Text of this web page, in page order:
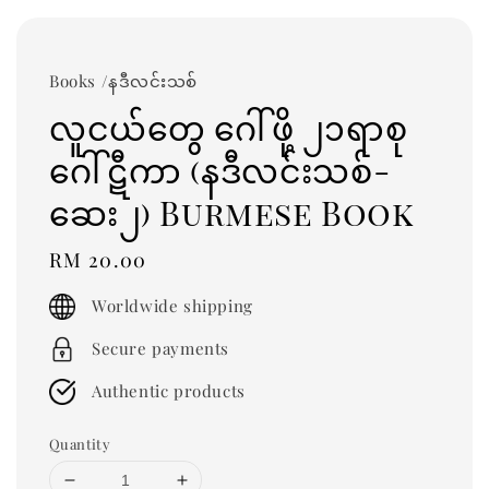
Books /နဒီလင်းသစ်
လူငယ်တွေ ဂေါ်ဖို့ ၂၁ရာစု
ဂေါ်ဋီကာ (နဒီလင်းသစ်-
ဆေး၂) Burmese Book
Regular
price
RM 20.00
Worldwide shipping
Secure payments
Authentic products
Quantity